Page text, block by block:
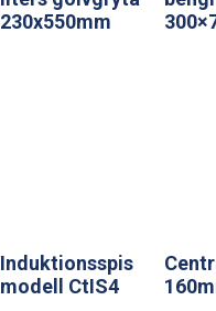
e, TERMOS M
2.2L TK inkl 2.2
liters rostfri
M-1,
inkl